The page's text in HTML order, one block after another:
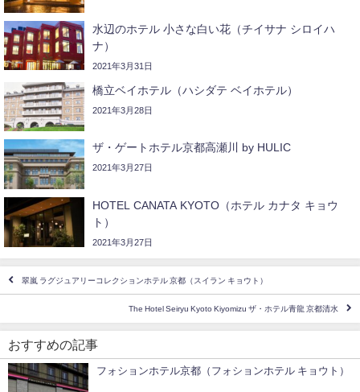
水辺のホテル 小さな白い花（チイサナ シロイハ
ナ）
2021年3月31日
橋立ベイホテル（ハシダテ ベイホテル）
2021年3月28日
ザ・ゲートホテル京都高瀬川 by HULIC
2021年3月27日
HOTEL CANATA KYOTO（ホテル カナタ キョウ
ト）
2021年3月27日
翠嵐 ラグジュアリーコレクションホテル 京都（スイラン キョウト）
The Hotel Seiryu Kyoto Kiyomizu ザ・ホテル青龍 京都清水
おすすめの記事
フォションホテル京都（フォションホテル キョウト）